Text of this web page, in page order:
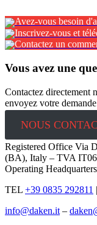
Avez-vous besoin
Inscrivez-vous et
Contactez un
Vous avez une
Contactez directement
envoyez votre
NOUS
Registered Office Via
(BA), Italy – TVA
Operating
TEL +39 0835 292811 |
info@daken.it –